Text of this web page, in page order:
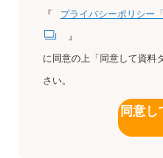
『
プライバシーポリシー
』
に同意の上「同意して資料
さい。
同意し